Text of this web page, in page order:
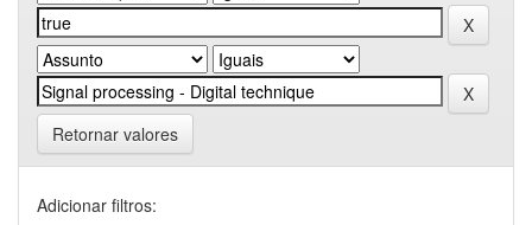
Retornar valores
Adicionar filtros: